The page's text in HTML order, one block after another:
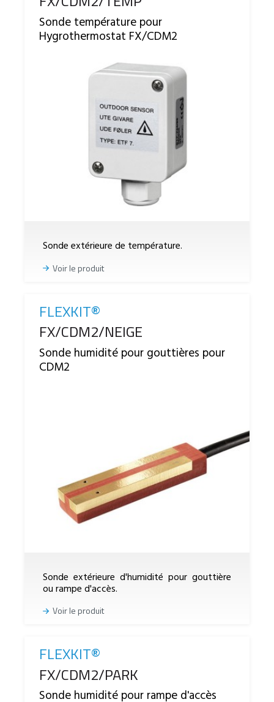
Sonde température pour
Hygrothermostat FX/CDM2
Sonde extérieure de température.
Voir le produit
FLEXKIT®
Reference
FX/CDM2/NEIGE
Sonde humidité pour gouttières pour
CDM2
Sonde extérieure d'humidité pour gouttière
ou rampe d'accès.
Voir le produit
FLEXKIT®
Reference
FX/CDM2/PARK
Sonde humidité pour rampe d'accès